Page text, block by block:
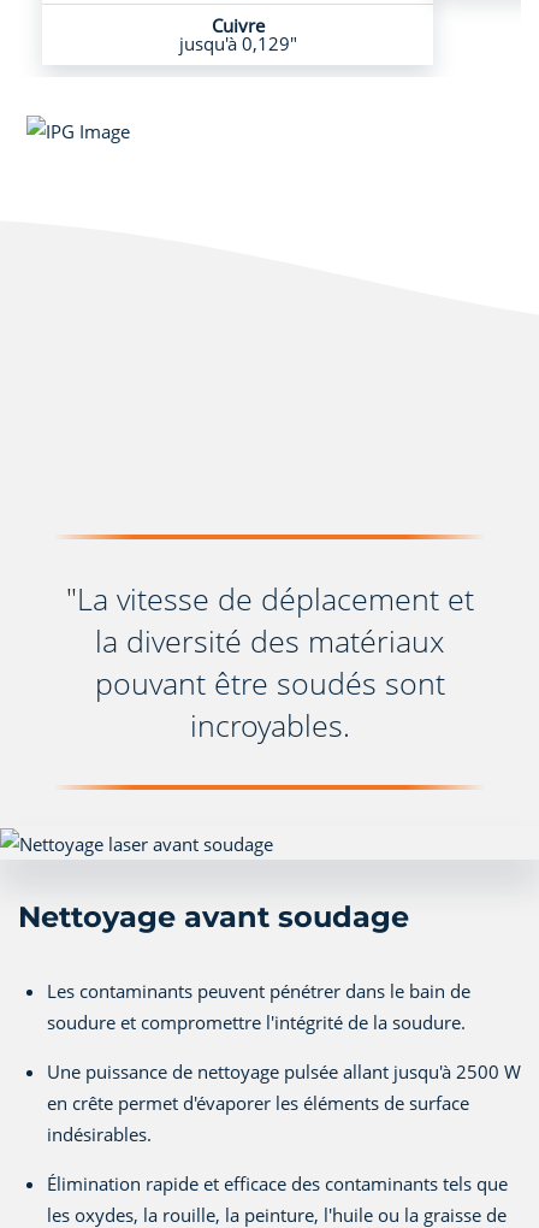
Cuivre
jusqu'à 0,129"
"La vitesse de déplacement et
la diversité des matériaux
pouvant être soudés sont
incroyables.
Nettoyage avant soudage
Les contaminants peuvent pénétrer dans le bain de
soudure et compromettre l'intégrité de la soudure.
Une puissance de nettoyage pulsée allant jusqu'à 2500 W
en crête permet d'évaporer les éléments de surface
indésirables.
Élimination rapide et efficace des contaminants tels que
les oxydes, la rouille, la peinture, l'huile ou la graisse de